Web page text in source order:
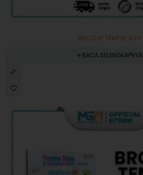
BROSUR TEMPLE A3+
BACA SELENGKAPNYA